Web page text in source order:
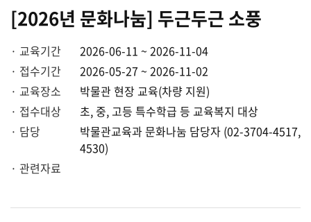
[2026년 문화나눔] 두근두근 소풍
· 교육기간
2026-06-11 ~ 2026-11-04
· 접수기간
2026-05-27 ~ 2026-11-02
· 교육장소
박물관 현장 교육(차량 지원)
· 접수대상
초, 중, 고등 특수학급 등 교육복지 대상
· 담당
박물관교육과 문화나눔 담당자 (02-3704-4517,
4530)
· 관련자료